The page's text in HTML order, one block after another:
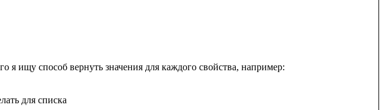
я ищу способ вернуть значения для каждого свойства, например: